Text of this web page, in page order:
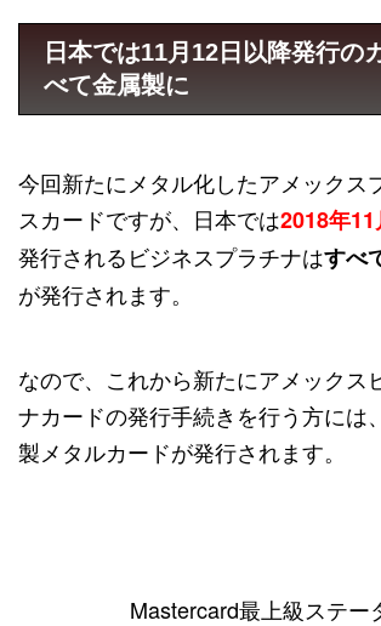
日本では11月12日以降発行の
べて金属製に
今回新たにメタル化したアメックス
スカードですが、日本では2018年
発行されるビジネスプラチナはすべ
が発行されます。
なので、これから新たにアメックス
ナカードの発行手続きを行う方には
製メタルカードが発行されます。
Mastercard最上級ステー